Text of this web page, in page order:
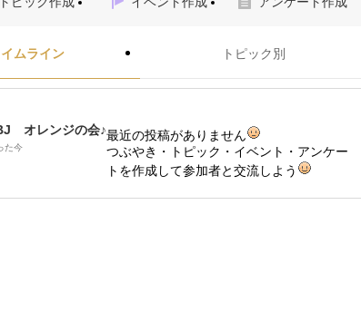
ムライン トピック別
オレンジの会♪
た今
最近の投稿がありません
つぶやき・トピック・イベント・アンケー
トを作成して参加者と交流しよう